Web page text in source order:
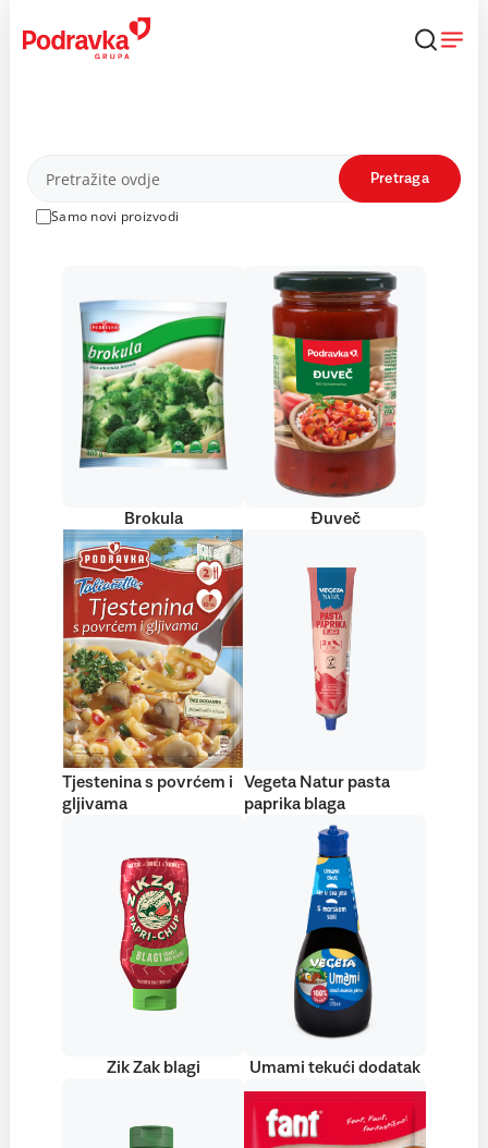
content
Proizvodi
Samo novi proizvodi
Pretraga
Brokula Đuveč
Tjestenina s povrćem i
gljivama
Vegeta Natur pasta
paprika blaga
Zik Zak blagi Umami tekući dodatak